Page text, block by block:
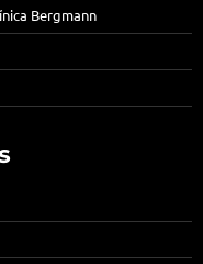
Bergmann